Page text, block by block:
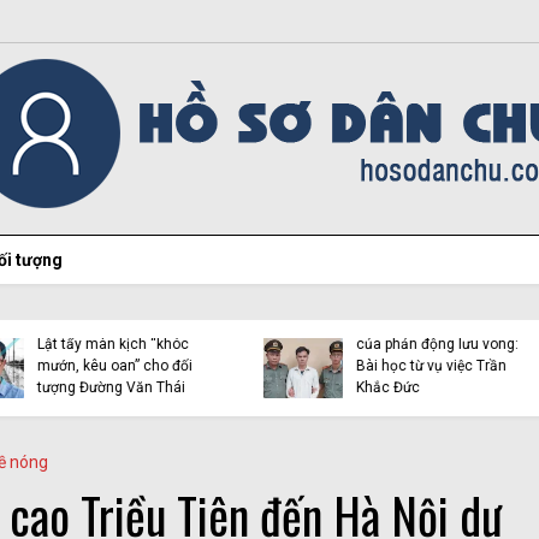
tượng
Việt Tân lại “chọc ngoáy”
bằng con mắt đôi tai dị
tật!
Tuệ và những luận điệu
dụng tôn giáo trên mạng
xã hội
nóng
Triều Tiên đến Hà Nội dự